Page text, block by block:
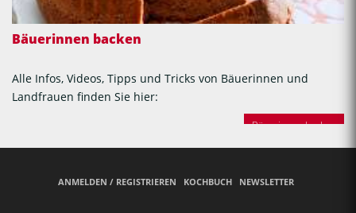
Bäuerinnen backen
Alle Infos, Videos, Tipps und Tricks von Bäuerinnen und
Landfrauen finden Sie hier:
Bäuerinnen backen
ANMELDEN / REGISTRIEREN KOCHBUCH NEWSLETTER